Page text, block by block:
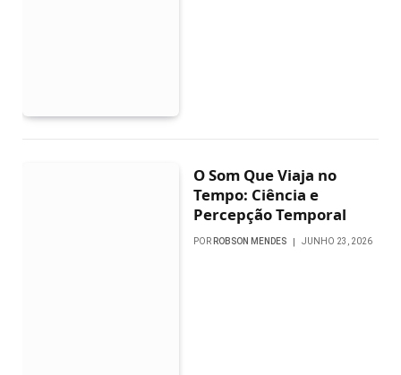
O Som Que Viaja no
Tempo: Ciência e
Percepção Temporal
POR ROBSON MENDES JUNHO 23, 2026